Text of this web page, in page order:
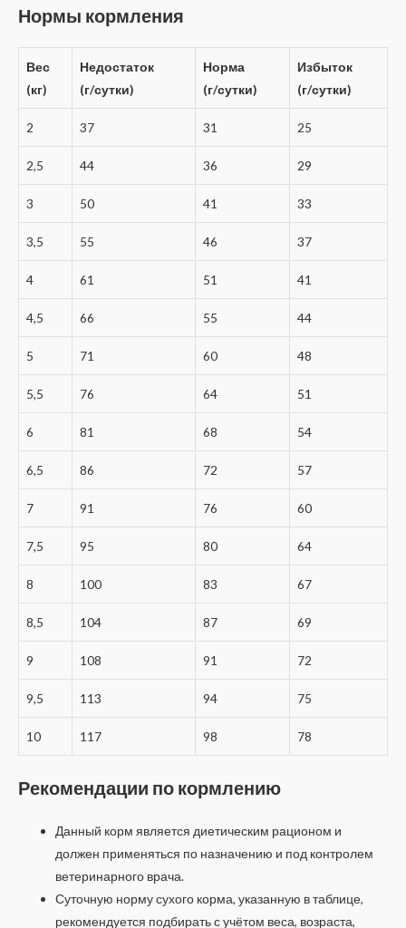
Нормы кормления
Вес
(кг)
Недостаток
(г/сутки)
Норма
(г/сутки)
Избыток
(г/сутки)
2 37 31 25
2,5 44 36 29
3 50 41 33
3,5 55 46 37
4 61 51 41
4,5 66 55 44
5 71 60 48
5,5 76 64 51
6 81 68 54
6,5 86 72 57
7 91 76 60
7,5 95 80 64
8 100 83 67
8,5 104 87 69
9 108 91 72
9,5 113 94 75
10 117 98 78
Рекомендации по кормлению
Данный корм является диетическим рационом и
должен применяться по назначению и под контролем
ветеринарного врача.
Суточную норму сухого корма, указанную в таблице,
рекомендуется подбирать с учётом веса, возраста,